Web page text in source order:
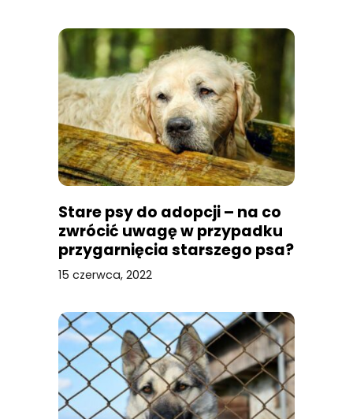
Stare psy do adopcji – na co
zwrócić uwagę w przypadku
przygarnięcia starszego psa?
[Poradnik]
15 czerwca, 2022